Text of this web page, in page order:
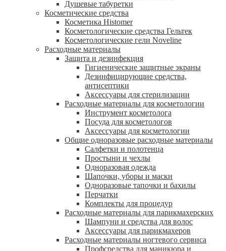
Душевые табуретки
Косметические средства
Косметика Histomer
Косметологические средства Гельтек
Косметологические гели Noveline
Расходные материалы
Защита и дезинфекция
Гигиенические защитные экраны
Дезинфицирующие средства,
антисептики
Аксессуары для стерилизации
Расходные материалы для косметологии
Инструмент косметолога
Посуда для косметологов
Аксессуары для косметологии
Общие одноразовые расходные материалы
Салфетки и полотенца
Простыни и чехлы
Одноразовая одежда
Шапочки, уборы и маски
Одноразовые тапочки и бахилы
Перчатки
Комплекты для процедур
Расходные материалы для парикмахерских
Шампуни и средства для волос
Аксессуары для парикмахеров
Расходные материалы ногтевого сервиса
Профсредства для маникюра и